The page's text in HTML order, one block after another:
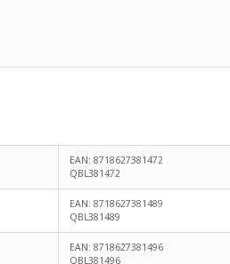
EAN: 8718627381472
QBL381472
EAN: 8718627381489
QBL381489
EAN: 8718627381496
QBL381496